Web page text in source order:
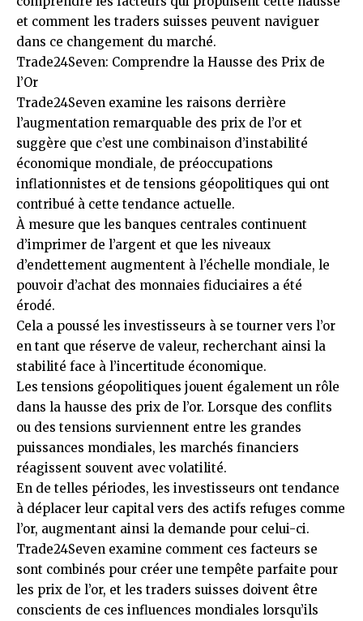
et comment les traders suisses peuvent naviguer
dans ce changement du marché.
Trade24Seven: Comprendre la Hausse des Prix de
l’Or
Trade24Seven examine les raisons derrière
l’augmentation remarquable des prix de l’or et
suggère que c’est une combinaison d’instabilité
économique mondiale, de préoccupations
inflationnistes et de tensions géopolitiques qui ont
contribué à cette tendance actuelle.
À mesure que les banques centrales continuent
d’imprimer de l’argent et que les niveaux
d’endettement augmentent à l’échelle mondiale, le
pouvoir d’achat des monnaies fiduciaires a été
érodé.
Cela a poussé les investisseurs à se tourner vers l’or
en tant que réserve de valeur, recherchant ainsi la
stabilité face à l’incertitude économique.
Les tensions géopolitiques jouent également un rôle
dans la hausse des prix de l’or. Lorsque des conflits
ou des tensions surviennent entre les grandes
puissances mondiales, les marchés financiers
réagissent souvent avec volatilité.
En de telles périodes, les investisseurs ont tendance
à déplacer leur capital vers des actifs refuges comme
l’or, augmentant ainsi la demande pour celui-ci.
Trade24Seven examine comment ces facteurs se
sont combinés pour créer une tempête parfaite pour
les prix de l’or, et les traders suisses doivent être
conscients de ces influences mondiales lorsqu’ils